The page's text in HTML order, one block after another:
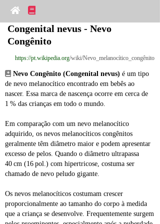
Congenital nevus - Nevo
Congênito
https://pt.wikipedia.org/wiki/Nevo_melanocítico_congênito
Nevo Congênito (Congenital nevus) é um tipo
de nevo melanocítico encontrado em bebês ao
nascer. Essa marca de nascença ocorre em cerca de
1 % das crianças em todo o mundo.
Em comparação com um nevo melanocítico
adquirido, os nevos melanocíticos congênitos
geralmente têm diâmetro maior e podem apresentar
excesso de pelos. Quando o diâmetro ultrapassa
40 cm (16 pol.) com hipertricose, costuma ser
chamado de nevo peludo gigante.
Os nevos melanocíticos costumam crescer
proporcionalmente ao tamanho do corpo à medida
que a criança se desenvolve. Frequentemente surgem